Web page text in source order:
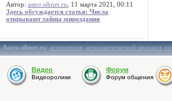
Автор: astro.sibnet.ru , 11 марта 2021, 00:11
Здесь обсуждается статья: Числа
открывают тайны мироздания
Astro.sibnet.ru:астрология,астрологический прогноз,
Видео
Видеоролики
Форум
Форум общения